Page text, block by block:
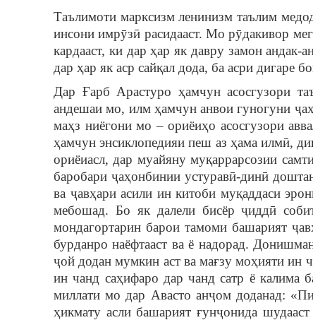
Таълимоти марксизм ленинизм таълим
инсони имрӯзӣ расидааст. Мо рӯдакивор
кардааст, ки дар ҳар як давру замон андак-
дар ҳар як аср сайқал дода, ба асри дигаре
Дар Ғарб Арастуро ҳамчун асосгузори
андешаи мо, илм ҳамчун анвои гуногуни
маҳз ниёгони мо – ориёиҳо асосгузори
ҳамчун энсиклопедияи пеш аз ҳама илмӣ,
ориёиасл, дар муайяну муқаррарсозии
баробари ҷаҳонбинии устуравӣ-динӣ
ва ҷавҳари асили ин китоби муқаддаси
мебошад. Бо як далели бисёр ҷиддӣ
мондагортарин барои тамоми башарият
бурданро наёфтааст ва ё надорад.
ҷой додан мумкин аст ва мағзу моҳияти ин
ин чанд саҳифаро дар чанд сатр ё калима
миллати мо дар Авасто анҷом доданад:
ҳикмату асли башарият ғунҷонида